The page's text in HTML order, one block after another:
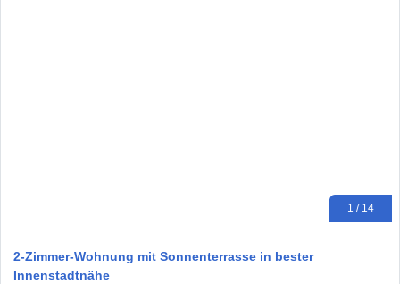
1 / 14
2-Zimmer-Wohnung mit Sonnenterrasse in bester
Innenstadtnähe